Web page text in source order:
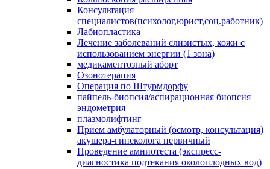
Консультация
специалистов(психолог,юрист,соц.работник)
Лабиопластика
Лечение заболеваний слизистых, кожи с
использованием энергии (1 зона)
медикаментозный аборт
Озонотерапия
Операция по Штурмдорфу
пайпель-биопсия/аспирационная биопсия
эндометрия
плазмолифтинг
Прием амбулаторный (осмотр, консультация)
акушера-гинеколога первичный
Проведение амниотеста (экспресс-
диагностика подтекания околоплодных вод)